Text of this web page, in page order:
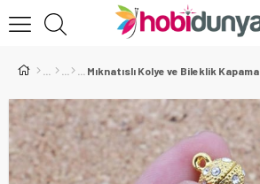
Mıknatıslı Kolye ve Bileklik Kapama